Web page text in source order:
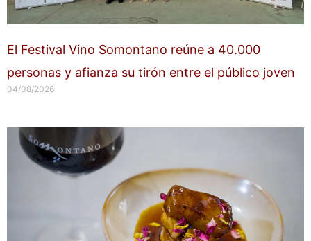
El Festival Vino Somontano reúne a 40.000
personas y afianza su tirón entre el público joven
04/08/2026